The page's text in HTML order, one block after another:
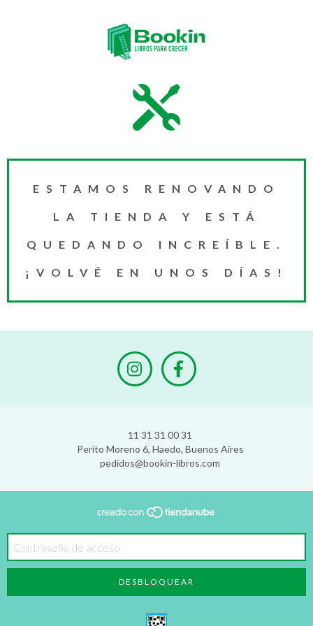
ESTAMOS RENOVANDO
LA TIENDA Y ESTÁ
QUEDANDO INCREÍBLE.
¡VOLVÉ EN UNOS DÍAS!
11 31 31 00 31
Perito Moreno 6, Haedo, Buenos Aires
pedidos@bookin-libros.com